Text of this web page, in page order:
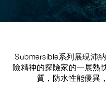
Submersible系列展現沛
險精神的探險家的一展熱
質，防水性能優異